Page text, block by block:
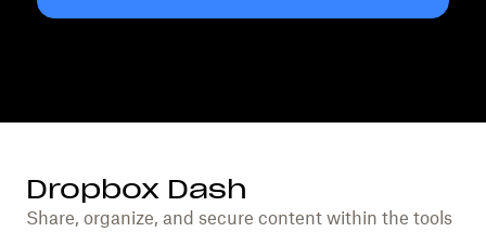
Dropbox Dash
Share, organize, and secure content within the tools